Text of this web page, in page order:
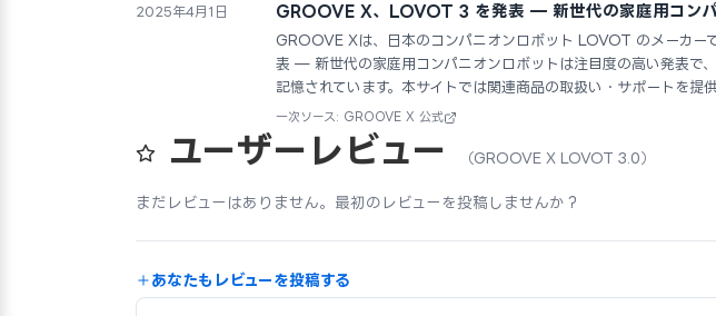
2025年4月1日 GROOVE X、LOVOT 3 を発表 — 新世代の家庭用コン
GROOVE Xは、日本のコンパニオンロボット LOVOT のメーカ
表 — 新世代の家庭用コンパニオンロボットは注目度の高い発表で
記憶されています。本サイトでは関連商品の取扱い・サポートを提供
一次ソース: GROOVE X 公式
ユーザーレビュー （GROOVE X LOVOT 3.0）
まだレビューはありません。最初のレビューを投稿しませんか？
あなたもレビューを投稿する